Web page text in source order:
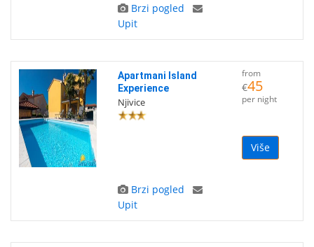
Brzi pogled
Upit
Apartmani Island
Experience
Njivice
Brzi pogled
Upit
from
€45
per night
Više